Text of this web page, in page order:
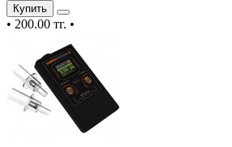
Купить
• 200.00 тг. •